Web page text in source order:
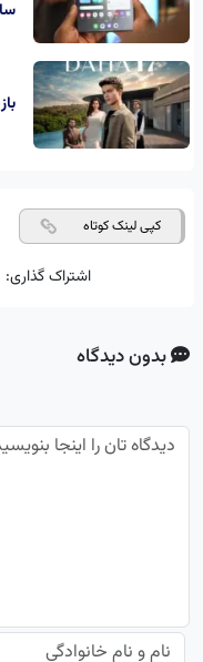
کپی لینک کوتاه
اشتراک گذاری:
بدون دیدگاه